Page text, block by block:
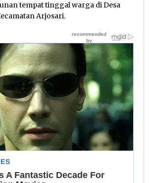
tempat tinggal warga di Desa
Arjosari.